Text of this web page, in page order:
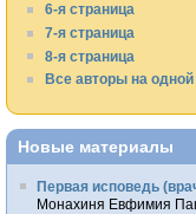
6-я страница
7-я страница
8-я страница
Все авторы на одной
Новые материалы
Первая исповедь
Монахиня Евфимия